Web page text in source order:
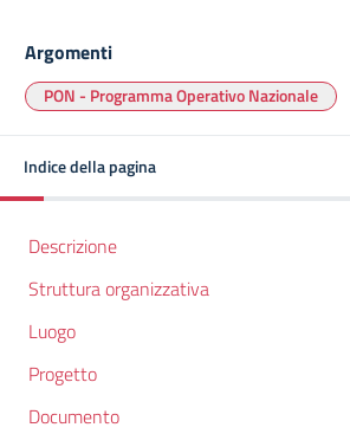
Argomenti
PON - Programma Operativo Nazionale
Indice della pagina
Descrizione
Struttura organizzativa
Luogo
Progetto
Documento